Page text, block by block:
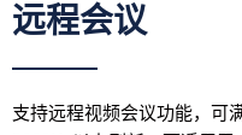
远程会议
支持远程视频会议功能，可